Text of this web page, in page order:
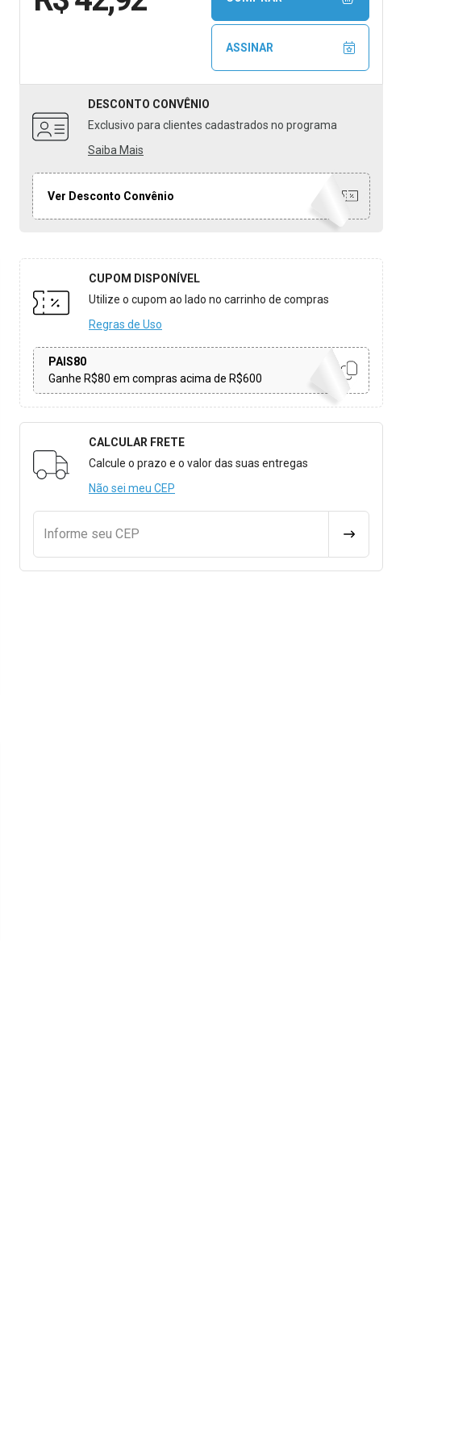
ASSINAR
DESCONTO CONVÊNIO
Exclusivo para clientes cadastrados no programa
Saiba Mais
Ver Desconto Convênio
CUPOM DISPONÍVEL
Utilize o cupom ao lado no carrinho de compras
Regras de Uso
PAIS80
Ganhe R$80 em compras acima de R$600
Formulário para Calcular o Frete
CALCULAR FRETE
Calcule o prazo e o valor das suas entregas
Não sei meu CEP
Informe seu CEP CALCULAR FRETE